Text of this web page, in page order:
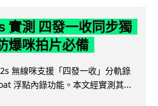
實測 四發一收同步獨
爆咪拍片必備
無線咪支援「四發一收」分軌錄
浮點內錄功能。本文經實測其...